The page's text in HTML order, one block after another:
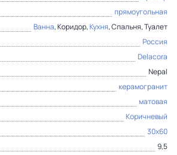
прямоугольная
Ванна, Коридор,Кухня, Спальня, Туалет
Россия
Delacora
Nepal
керамогранит
матовая
Коричневый
30x60
9,5